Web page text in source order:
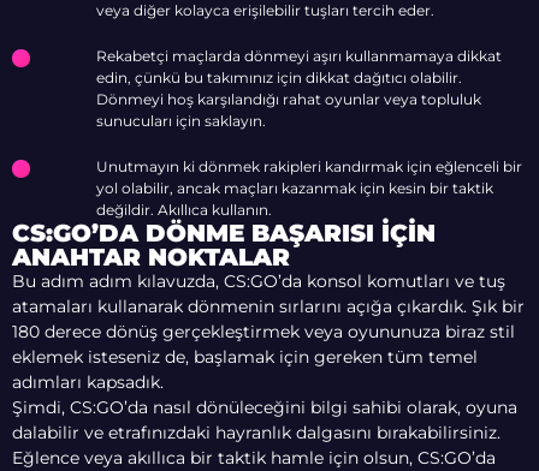
veya diğer kolayca erişilebilir tuşları tercih eder.
Rekabetçi maçlarda dönmeyi aşırı kullanmamaya dikkat
edin, çünkü bu takımınız için dikkat dağıtıcı olabilir.
Dönmeyi hoş karşılandığı rahat oyunlar veya topluluk
sunucuları için saklayın.
Unutmayın ki dönmek rakipleri kandırmak için eğlenceli bir
yol olabilir, ancak maçları kazanmak için kesin bir taktik
değildir. Akıllıca kullanın.
CS:GO’DA DÖNME BAŞARISI İÇIN
ANAHTAR NOKTALAR
Bu adım adım kılavuzda, CS:GO’da konsol komutları ve tuş
atamaları kullanarak dönmenin sırlarını açığa çıkardık. Şık bir
180 derece dönüş gerçekleştirmek veya oyununuza biraz stil
eklemek isteseniz de, başlamak için gereken tüm temel
adımları kapsadık.
Şimdi, CS:GO’da nasıl dönüleceğini bilgi sahibi olarak, oyuna
dalabilir ve etrafınızdaki hayranlık dalgasını bırakabilirsiniz.
Eğlence veya akıllıca bir taktik hamle için olsun, CS:GO’da